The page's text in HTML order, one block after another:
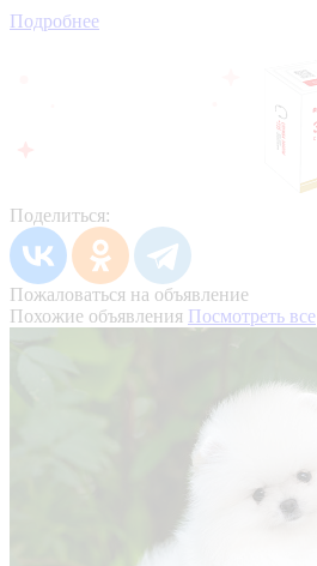
Подробнее
Поделиться:
Пожаловаться на объявление
Похожие объявления Посмотреть все